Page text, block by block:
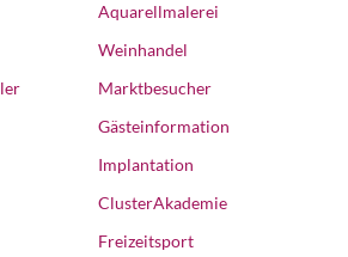
Aquarellmalerei
Weinhandel
Marktbesucher
Gästeinformation
Implantation
ClusterAkademie
Freizeitsport